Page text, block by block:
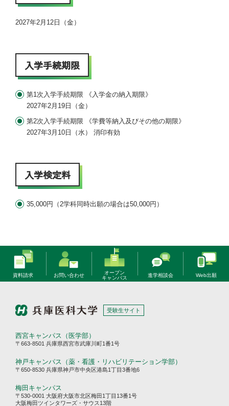
2027年2月12日（金）
入学手続期限
第1次入学手続期限 《入学金の納入期限》
2027年2月19日（金）
第2次入学手続期限 《学費等納入及びその他の期限》
2027年3月10日（水） 消印有効
入学検定料
35,000円（2学科同時出願の場合は50,000円）
資料請求 お問い合わせ
オープン
キャンパス
進学相談会 Web出願
受験生サイト
西宮キャンパス（医学部）
〒663-8501 兵庫県西宮市武庫川町1番1号
神戸キャンパス（薬・看護・リハビリテーション学部）
〒650-8530 兵庫県神戸市中央区港島1丁目3番地6
梅田キャンパス
〒530-0001 大阪府大阪市北区梅田1丁目13番1号
大阪梅田ツインタワーズ・サウス13階